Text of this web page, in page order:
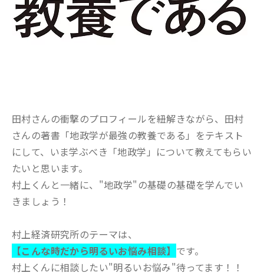
田村さんの衝撃のプロフィールを紐解きながら、田村
さんの著書「地政学が最強の教養である」をテキスト
にして、いま学ぶべき「地政学」について教えてもらい
たいと思います。
村上くんと一緒に、"地政学"の基礎の基礎を学んでい
きましょう！
村上経済研究所のテーマは、
【こんな時だから明るいお悩み相談】 です。
村上くんに相談したい"明るいお悩み"待ってます！！